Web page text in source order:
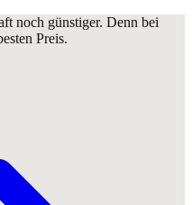
noch günstiger. Denn bei
Preis.